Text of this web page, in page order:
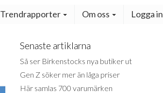
Trendrapporter Om oss Logga in
Senaste artiklarna
Så ser Birkenstocks nya butiker ut
Gen Z söker mer än låga priser
Här samlas 700 varumärken